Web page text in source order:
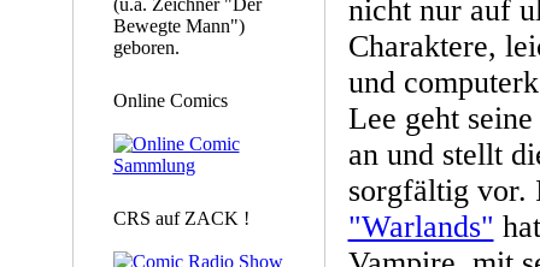
(u.a. Zeichner "Der
Bewegte Mann")
geboren.
Online Comics
CRS auf ZACK !
nicht nur auf
Charaktere,
und
Lee geht
an und stellt
sorgfältig
"Warlands"